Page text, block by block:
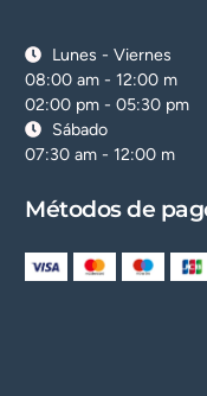
Lunes - Viernes
08:00 am - 12:00 m
02:00 pm - 05:30 pm
Sábado
07:30 am - 12:00 m
Métodos de